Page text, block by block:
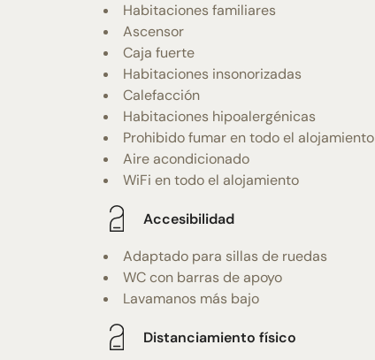
Habitaciones familiares
Ascensor
Caja fuerte
Habitaciones insonorizadas
Calefacción
Habitaciones hipoalergénicas
Prohibido fumar en todo el alojamiento
Aire acondicionado
WiFi en todo el alojamiento
Accesibilidad
Adaptado para sillas de ruedas
WC con barras de apoyo
Lavamanos más bajo
Distanciamiento físico